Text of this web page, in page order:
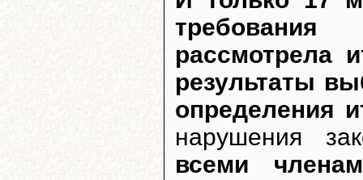
рассмотрела
результаты
определения
нарушения
всеми